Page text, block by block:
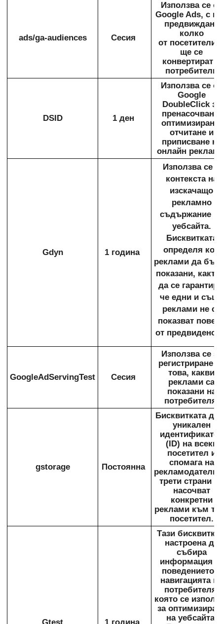
ads/ga-audiences Сесия
Използва се
Google Ads, с
предвиждане
колко
от
ще се
конвертират в
потребители
DSID 1 ден
Използва се
Google
DoubleClick за
пренасочване,
оптимизиране,
отчитане и
приписване на
онлайн
Gdyn 1 година
Използва се в
контекста на
изскачащо
рекламно
съдържание
уебсайта.
Бисквитката
определя кои
реклами да
показани,
да се
че едни и
реклами не се
показват
от
GoogleAdServingTest Сесия
Използва се
регистриране
това, какви
реклами са
показани на
потребителя.
gstorage Постоянна
Бисквитката
уникален
(ID) на всеки
посетител и
спомага на
рекламодатели
трети страни
насочват
конкретни
реклами към
посетител.
Тази бисквитка
настроена да
събира
информация
поведението и
навигацията
потребителя,
която се
за
на уебсайта.